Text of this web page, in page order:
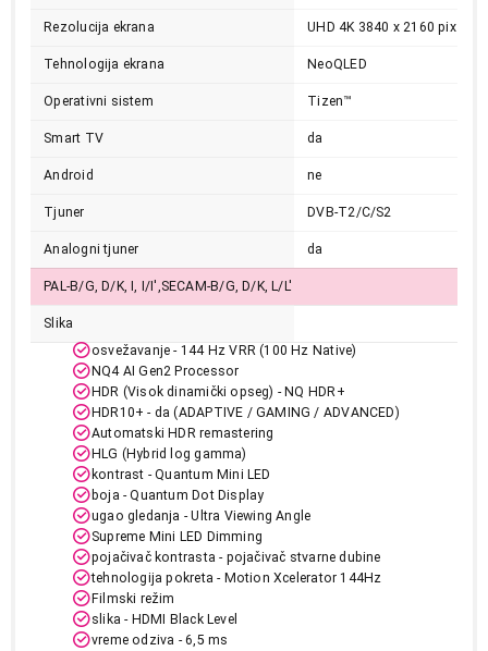
Rezolucija ekrana UHD 4K 3840 x 2160 pix
Tehnologija ekrana NeoQLED
Operativni sistem Tizen™
Smart TV da
Android ne
Tjuner DVB-T2/C/S2
Analogni tjuner da
PAL-B/G, D/K, I, I/I',SECAM-B/G, D/K, L/L'
Slika
osvežavanje - 144 Hz VRR (100 Hz Native)
NQ4 AI Gen2 Processor
HDR (Visok dinamički opseg) - NQ HDR+
HDR10+ - da (ADAPTIVE / GAMING / ADVANCED)
Automatski HDR remastering
HLG (Hybrid log gamma)
kontrast - Quantum Mini LED
boja - Quantum Dot Display
ugao gledanja - Ultra Viewing Angle
Supreme Mini LED Dimming
pojačivač kontrasta - pojačivač stvarne dubine
tehnologija pokreta - Motion Xcelerator 144Hz
Filmski režim
slika - HDMI Black Level
vreme odziva - 6,5 ms